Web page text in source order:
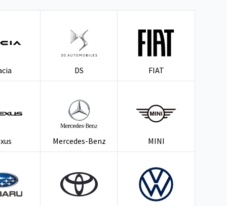
DS FIAT
Mercedes-Benz MINI